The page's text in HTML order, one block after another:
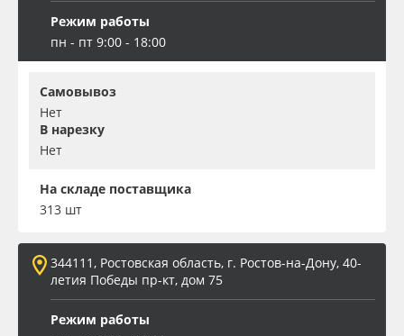
Режим работы
пн - пт 9:00 - 18:00
Самовывоз
Нет
В нарезку
Нет
На складе поставщика
313 шт
344111, Ростовская область, г. Ростов-на-Дону, 40-
летия Победы пр-кт, дом 75
Режим работы